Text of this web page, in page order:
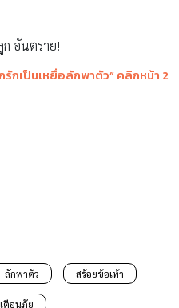
อันตราย!
กเป็นเหยื่อลักพาตัว” คลิกหน้า 2
ลักพาตัว สร้อยข้อเท้า
เตือนภัย